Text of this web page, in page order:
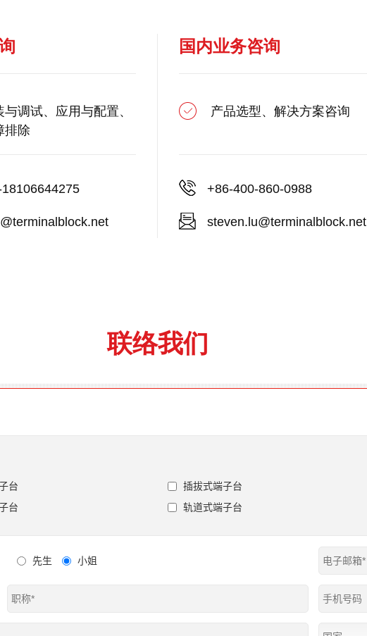
与调试、应用与配置、
排除
国内业务咨询
产品选型、解决方案咨询
+86-400-860-0988
steven.lu@terminalblock.net
联络我们
台 插拔式端子台
台 轨道式端子台
先生 小姐